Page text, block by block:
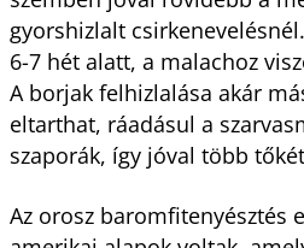
gyorshizlalt
6-7 hét alatt, a malachoz
A borjak felhizlalása akár
eltarthat, ráadásul a
szaporák, így jóval több
Az orosz baromfitenyésztés